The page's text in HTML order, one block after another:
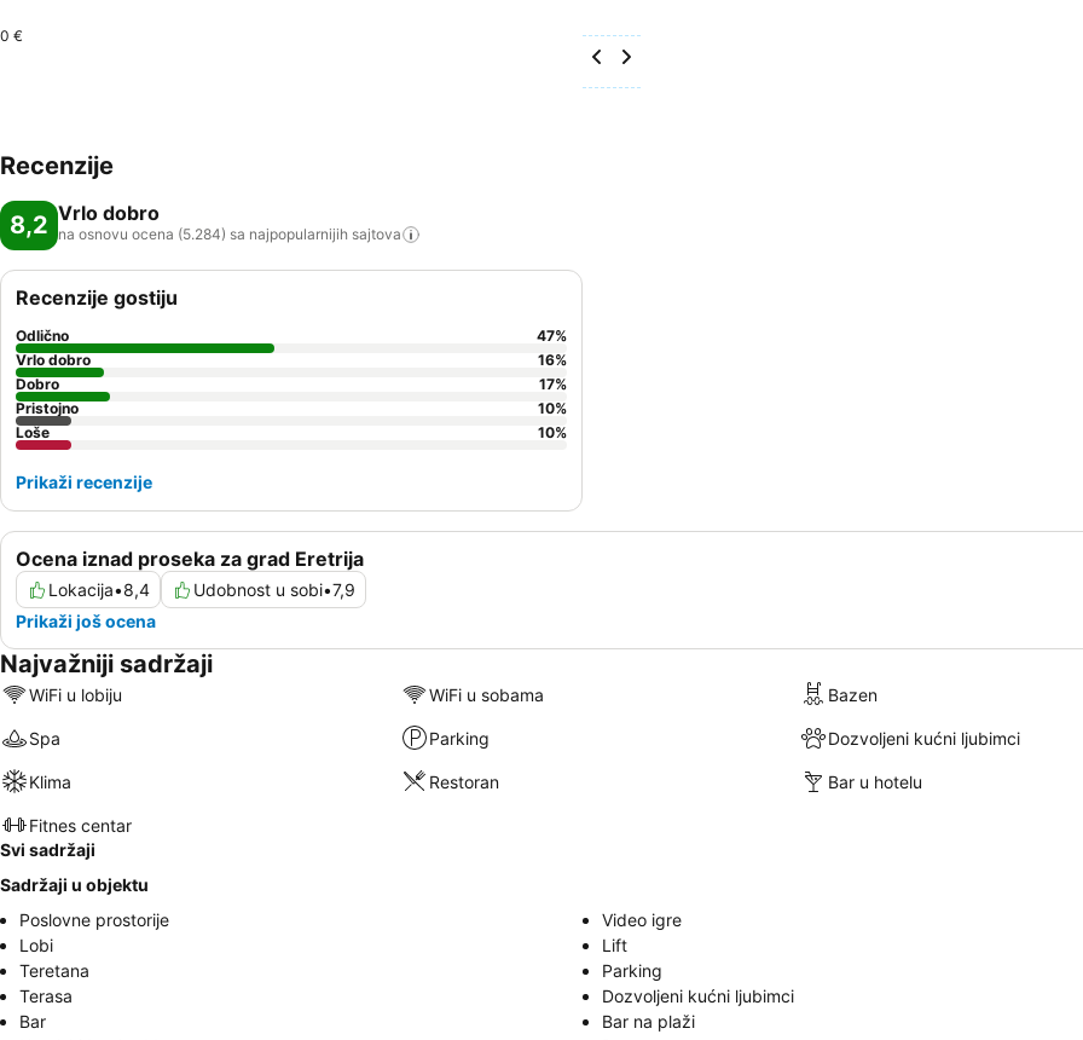
0 €
Recenzije
8,2 Vrlo dobro
na osnovu ocena (5.284) sa najpopularnijih sajtova
Ocena iznad proseka za grad Eretrija
Lokacija•8,4 Udobnost u sobi•7,9
Prikaži još ocena
Recenzije gostiju
Odlično 47%
Vrlo dobro
16%
Dobro
17%
Pristojno
10%
Loše
10%
Prikaži recenzije
Najvažniji sadržaji
WiFi u lobiju WiFi u sobama Bazen
Spa Parking Dozvoljeni kućni ljubimci
Klima Restoran Bar u hotelu
Fitnes centar
Svi sadržaji
Sadržaji u objektu
Poslovne prostorije
Video igre
Lobi
Lift
Teretana
Parking
Terasa
Dozvoljeni kućni ljubimci
Bar
Bar na plaži